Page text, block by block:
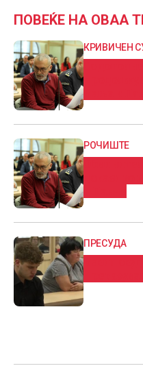
ПОВЕЌЕ НА ОВАА
КРИВИЧЕН
РОЧИШТЕ
докази
ПРЕСУДА